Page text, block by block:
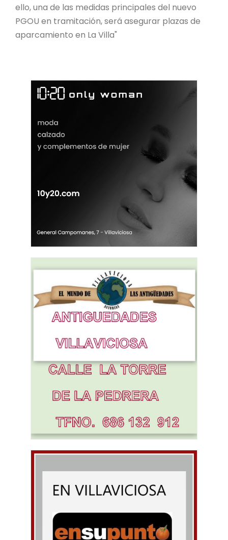
ello, una de las medidas principales del nuevo
PGOU en tramitación, será asegurar plazas de
aparcamiento en La Villa"